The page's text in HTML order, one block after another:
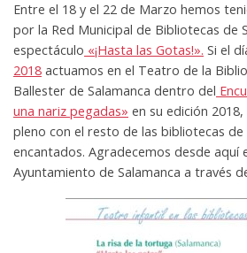
Entre el 18 y el 22 de Marzo hemos
por la Red Municipal de Bibliotecas de
espectáculo «¡Hasta las Gotas!». Si el
2018 actuamos en el Teatro de la
Ballester de Salamanca dentro del
una nariz pegadas» en su edición
pleno con el resto de las bibliotecas de
encantados. Agradecemos desde aquí
Ayuntamiento de Salamanca a través